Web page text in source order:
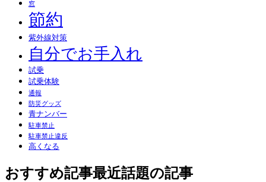
窓
節約
紫外線対策
自分でお手入れ
試乗
試乗体験
通報
防災グッズ
青ナンバー
駐車禁止
駐車禁止違反
高くなる
おすすめ記事最近話題の記事